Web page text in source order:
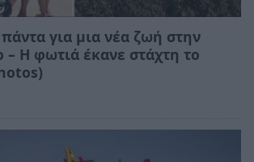
για μια νέα ζωή στην
Η φωτιά έκανε στάχτη το